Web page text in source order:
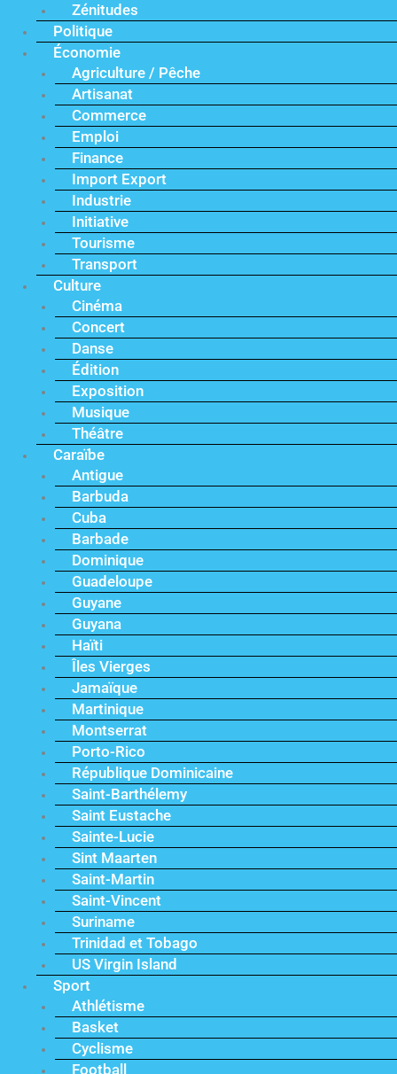
Zénitudes
Politique
Économie
Agriculture / Pêche
Artisanat
Commerce
Emploi
Finance
Import Export
Industrie
Initiative
Tourisme
Transport
Culture
Cinéma
Concert
Danse
Édition
Exposition
Musique
Théâtre
Caraïbe
Antigue
Barbuda
Cuba
Barbade
Dominique
Guadeloupe
Guyane
Guyana
Haïti
Îles Vierges
Jamaïque
Martinique
Montserrat
Porto-Rico
République Dominicaine
Saint-Barthélemy
Saint Eustache
Sainte-Lucie
Sint Maarten
Saint-Martin
Saint-Vincent
Suriname
Trinidad et Tobago
US Virgin Island
Sport
Athlétisme
Basket
Cyclisme
Football